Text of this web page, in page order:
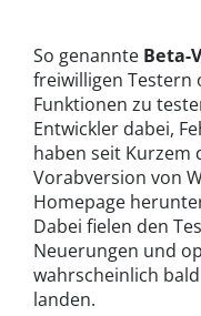
So genannte Beta-
freiwilligen Testern
Funktionen zu
Entwickler dabei,
haben seit Kurzem
Vorabversion von
Homepage
Dabei fielen den
Neuerungen und
wahrscheinlich
landen.